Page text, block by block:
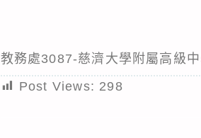
教務處3087-慈濟大學附屬高級
Post Views: 298